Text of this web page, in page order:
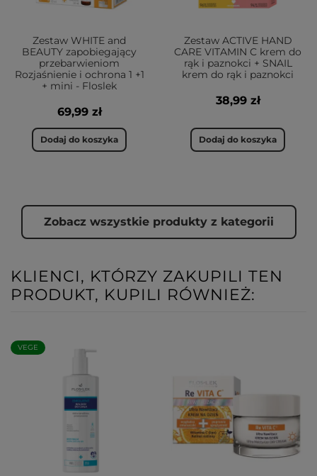
Zestaw WHITE and
BEAUTY zapobiegający
przebarwieniom
Rozjaśnienie i ochrona 1 +1
+ mini - Floslek
69,99 zł
Dodaj do koszyka
Zestaw ACTIVE HAND
CARE VITAMIN C krem do
rąk i paznokci + SNAIL
krem do rąk i paznokci
38,99 zł
Dodaj do koszyka
Zobacz wszystkie produkty z kategorii
KLIENCI, KTÓRZY ZAKUPILI TEN
PRODUKT, KUPILI RÓWNIEŻ:
VEGE